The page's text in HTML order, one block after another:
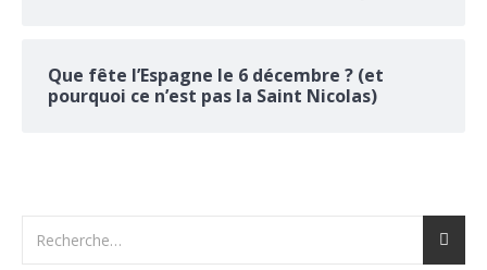
Que fête l’Espagne le 6 décembre ? (et
pourquoi ce n’est pas la Saint Nicolas)